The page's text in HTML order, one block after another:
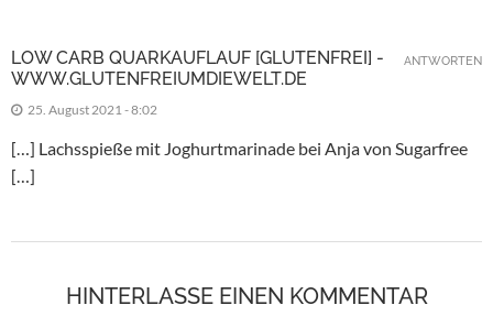
LOW CARB QUARKAUFLAUF [GLUTENFREI] -
WWW.GLUTENFREIUMDIEWELT.DE
25. August 2021 - 8:02
[…] Lachsspieße mit Joghurtmarinade bei Anja von Sugarfree
[…]
ANTWORTEN
HINTERLASSE EINEN KOMMENTAR